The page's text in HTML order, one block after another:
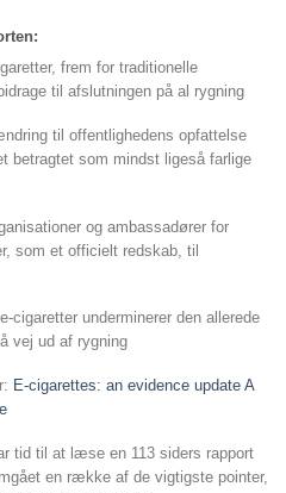
frem for traditionelle
til afslutningen på al rygning
til offentlighedens opfattelse
betragtet som mindst ligeså farlige
og ambassadører for
som et officielt redskab, til
cigaretter underminerer den allerede
vej ud af rygning
E-cigarettes: an evidence update A
tid til at læse en 113 siders rapport
en række af de vigtigste pointer,